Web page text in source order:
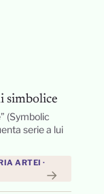
simbolice
(Symbolic
serie a lui
ARTEI ·
→